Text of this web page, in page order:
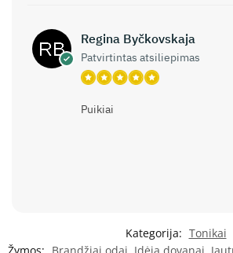
Regina Byčkovskaja
Patvirtintas atsiliepimas
Puikiai
Kategorija: Tonikai